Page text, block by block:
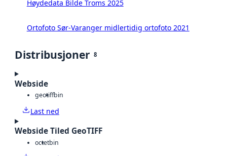
Høydedata Bilde Troms 2025
Ortofoto Sør-Varanger midlertidig ortofoto 2021
Distribusjoner 8
Webside
geotiffbin
Last ned
Webside Tiled GeoTIFF
octetbin